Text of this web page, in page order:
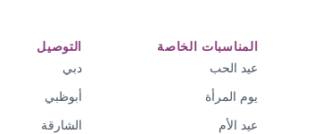
المناسبات الخاصة
عيد الحب
يوم المرأة
عيد الأم
التوصيل
دبي
أبوظبي
الشارقة